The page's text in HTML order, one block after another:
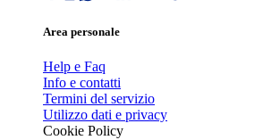
Area personale
Help e Faq
Info e contatti
Termini del servizio
Utilizzo dati e privacy
Cookie Policy